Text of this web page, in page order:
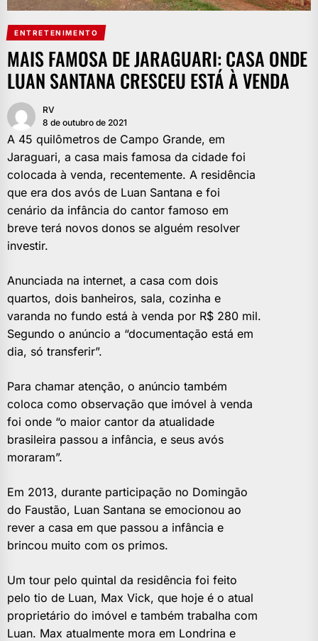
ENTRETENIMENTO
MAIS FAMOSA DE JARAGUARI: CASA ONDE
LUAN SANTANA CRESCEU ESTÁ À VENDA
RV
8 de outubro de 2021
A 45 quilômetros de Campo Grande, em
Jaraguari, a casa mais famosa da cidade foi
colocada à venda, recentemente. A residência
que era dos avós de Luan Santana e foi
cenário da infância do cantor famoso em
breve terá novos donos se alguém resolver
investir.
Anunciada na internet, a casa com dois
quartos, dois banheiros, sala, cozinha e
varanda no fundo está à venda por R$ 280 mil.
Segundo o anúncio a “documentação está em
dia, só transferir”.
Para chamar atenção, o anúncio também
coloca como observação que imóvel à venda
foi onde “o maior cantor da atualidade
brasileira passou a infância, e seus avós
moraram”.
Em 2013, durante participação no Domingão
do Faustão, Luan Santana se emocionou ao
rever a casa em que passou a infância e
brincou muito com os primos.
Um tour pelo quintal da residência foi feito
pelo tio de Luan, Max Vick, que hoje é o atual
proprietário do imóvel e também trabalha com
Luan. Max atualmente mora em Londrina e